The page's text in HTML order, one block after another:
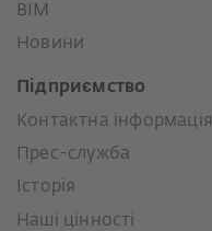
BIM
Новини
Підприємство
Контактна інформація
Прес-служба
Історія
Наші цінності